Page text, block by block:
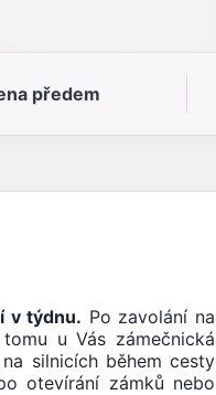
předem
v týdnu. Po zavolání na
u Vás zámečnická
silnicích během cesty
otevírání zámků nebo